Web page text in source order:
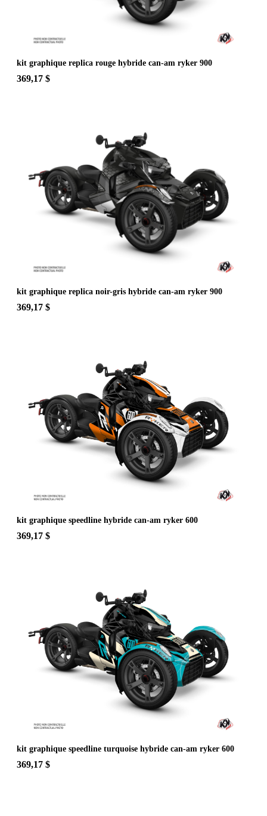
kit graphique replica rouge hybride can-am ryker 900
369,17 $
kit graphique replica noir-gris hybride can-am ryker 900
369,17 $
kit graphique speedline hybride can-am ryker 600
369,17 $
kit graphique speedline turquoise hybride can-am ryker 600
369,17 $